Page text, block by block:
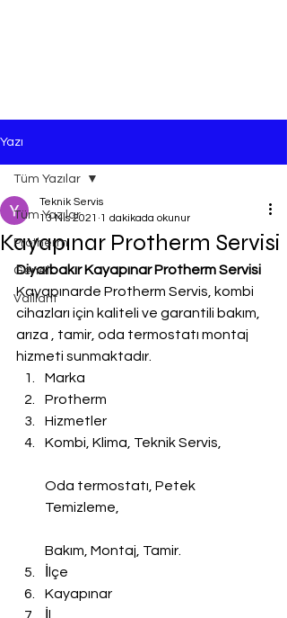
Yazı
Tüm Yazılar
Protherm
Genel
Vaillant
Tüm Yazılar
Kayapınar Protherm Servisi
Teknik Servis
13 Nis 2021 1 dakikada okunur
Diyarbakır Kayapınar Protherm Servisi
Kayapınarde Protherm Servis, kombi
cihazları için kaliteli ve garantili bakım,
arıza , tamir, oda termostatı montaj
hizmeti sunmaktadır.
Marka
Protherm
Hizmetler
Kombi, Klima, Teknik Servis,
Oda termostatı, Petek
Temizleme,
Bakım, Montaj, Tamir.
İlçe
Kayapınar